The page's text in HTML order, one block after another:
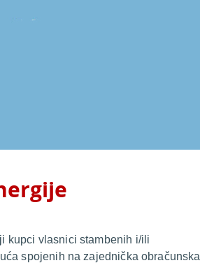
kupci vlasnici stambenih i/ili
spojenih na zajednička obračunska